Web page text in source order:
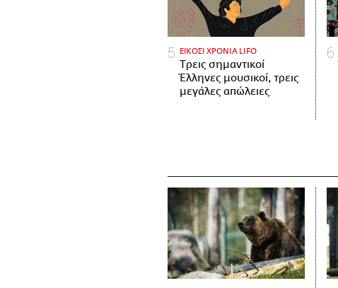
ΕΙΚΟΣΙ ΧΡΟΝΙΑ LIFO
Tρεις σημαντικοί
Έλληνες μουσικοί, τρεις
μεγάλες απώλειες